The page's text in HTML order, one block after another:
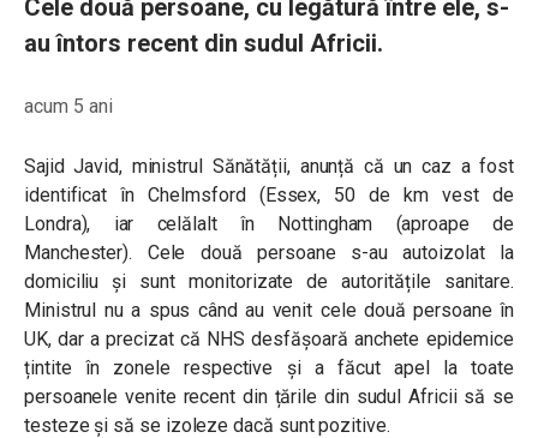
Cele două persoane, cu legătură între ele, s-
au întors recent din sudul Africii.
acum 5 ani
Sajid Javid, ministrul Sănătății, anunță că un caz a fost
identificat în Chelmsford (Essex, 50 de km vest de
Londra), iar celălalt în Nottingham (aproape de
Manchester). Cele două persoane s-au autoizolat la
domiciliu și sunt monitorizate de autoritățile sanitare.
Ministrul nu a spus când au venit cele două persoane în
UK, dar a precizat că NHS desfășoară anchete epidemice
țintite în zonele respective și a făcut apel la toate
persoanele venite recent din țările din sudul Africii să se
testeze și să se izoleze dacă sunt pozitive.